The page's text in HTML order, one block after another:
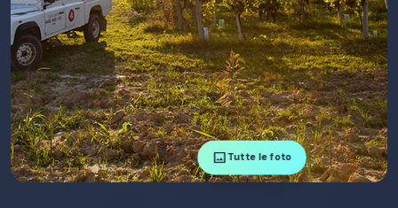
imageTutte le foto